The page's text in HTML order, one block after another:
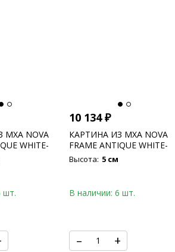
МХА NOVA
WHITE-
FLAT
шт.
10 134₽
КАРТИНА ИЗ МХА NOVA
FRAME ANTIQUE WHITE-
CONCRETE 100% REINDEER
Высота: 5 см
В наличии: 6 шт.
– +